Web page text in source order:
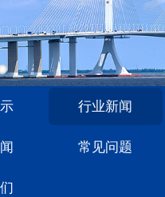
行业新闻
常见问题